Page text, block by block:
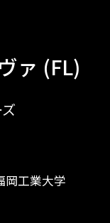
ァ (FL)
岡工業大学